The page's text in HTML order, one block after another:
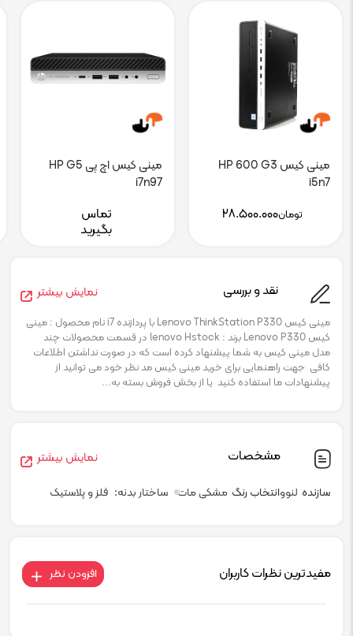
مینی کیس HP 600 G3
i5n7
تومان۲۸.۵۰۰.۰۰۰
مینی کیس اچ پی HP G5
i7n97
تماس
بگیرید
نقد و بررسی نمایش بیشتر
مینی کیس Lenovo ThinkStation P330 با پردازنده i7 نام محصول : مینی
کیس Lenovo P330 برند : lenovo Hstock در قسمت محصولات چند
مدل مینی کیس به شما پیشنهاد کرده است که در صورت نداشتن اطلاعات
کافی جهت راهنمایی برای خرید مینی کیس مد نظر خود می توانید از
پیشنهادات ما استفاده کنید یا از بخش فروش بسته به...
مشخصات نمایش بیشتر
سازنده لنووانتخاب رنگ مشکی مات ساختار بدنه فلز و پلاستیک
مفیدترین نظرات کاربران افزودن نظر